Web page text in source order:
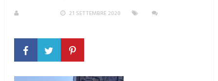
21 SETTEMBRE 2020